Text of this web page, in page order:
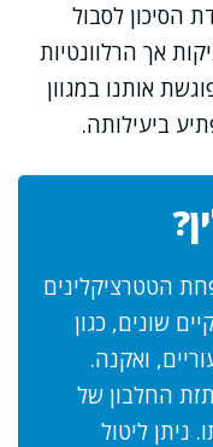
הסיכון לסבול
אך הרלוונטיות
אותנו במגוון
ביעילותה.
הטטרציקלינים
שונים, כגון
ואקנה.
החלבון של
ניתן ליטול